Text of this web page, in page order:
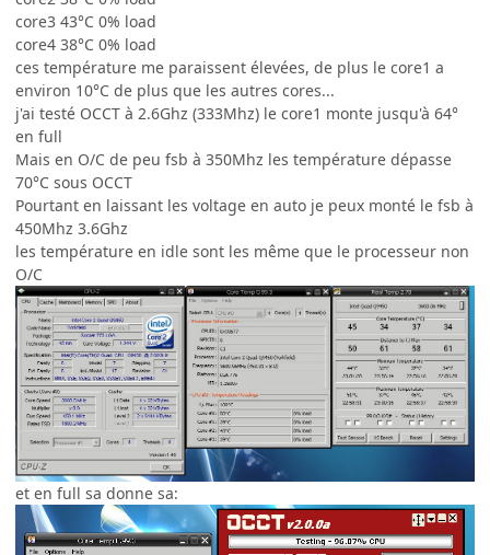
core3 43°C 0% load
core4 38°C 0% load
ces température me paraissent élevées, de plus le core1 a
environ 10°C de plus que les autres cores...
j'ai testé OCCT à 2.6Ghz (333Mhz) le core1 monte jusqu'à 64°
en full
Mais en O/C de peu fsb à 350Mhz les température dépasse
70°C sous OCCT
Pourtant en laissant les voltage en auto je peux monté le fsb à
450Mhz 3.6Ghz
les température en idle sont les même que le processeur non
O/C
et en full sa donne sa: